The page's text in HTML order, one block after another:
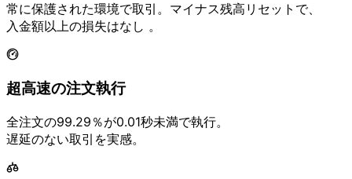
常に保護された環境で取引。 マイナス残高リセットで、
入金額以上の損失はなし 。
超高速の注文執行
全注文の99.29％が0.01秒未満で執行。
遅延のない取引を実感。